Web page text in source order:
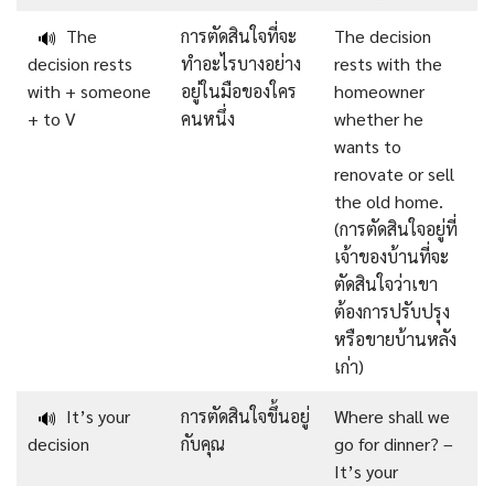
🔊 The
decision rests
with + someone
+ to V
การตัดสินใจที่จะ
ทำอะไรบางอย่าง
อยู่ในมือของใคร
คนหนึ่ง
The decision
rests with the
homeowner
whether he
wants to
renovate or sell
the old home.
(การตัดสินใจอยู่ที่
เจ้าของบ้านที่จะ
ตัดสินใจว่าเขา
ต้องการปรับปรุง
หรือขายบ้านหลัง
เก่า)
🔊 It’s your
decision
การตัดสินใจขึ้นอยู่
กับคุณ
Where shall we
go for dinner? –
It’s your